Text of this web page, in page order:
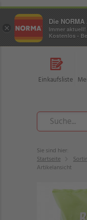
Einkaufsliste
Sie sind hier:
Startseite
Artikelansicht
×
Die
Immer aktuell!
Kostenlos -